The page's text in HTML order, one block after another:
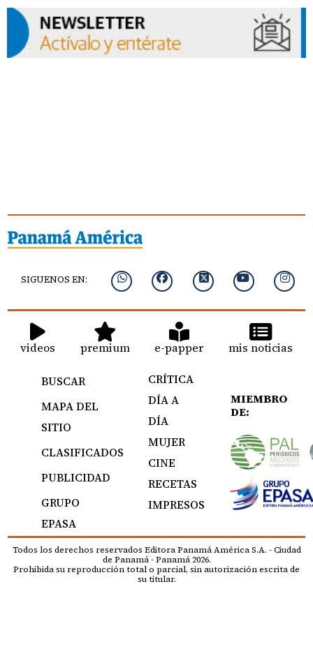
SIGUENOS EN:
videos premium e-papper mis noticias
BUSCAR
MAPA DEL
SITIO
CLASIFICADOS
PUBLICIDAD
GRUPO
EPASA
CRÍTICA
DÍA A
DÍA
MUJER
CINE
RECETAS
IMPRESOS
MIEMBRO
DE:
Todos los derechos reservados Editora Panamá América S.A. - Ciudad
de Panamá - Panamá 2026.
Prohibida su reproducción total o parcial, sin autorización escrita de
su titular.